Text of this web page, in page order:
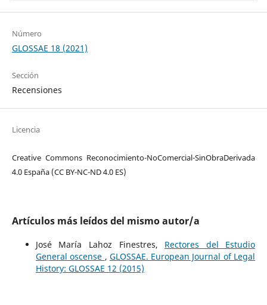
Número
GLOSSAE 18 (2021)
Sección
Recensiones
Licencia
Creative Commons Reconocimiento-NoComercial-SinObraDerivada
4.0 España (CC BY-NC-ND 4.0 ES)
Artículos más leídos del mismo autor/a
José María Lahoz Finestres, Rectores del Estudio
General oscense , GLOSSAE. European Journal of Legal
History: GLOSSAE 12 (2015)